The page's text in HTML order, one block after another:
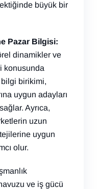
büyük bir
Pazar Bilgisi:
dinamikler ve
konusunda
birikimi,
uygun adayları
Ayrıca,
uzun
uygun
olur.
ve iş gücü